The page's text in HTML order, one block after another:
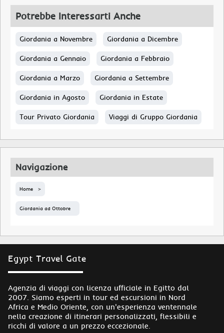
Potrebbe Interessarti Anche
Giordania a Novembre Giordania a Dicembre
Giordania a Gennaio Giordania a Febbraio
Giordania a Marzo Giordania a Settembre
Giordania in Agosto Giordania in Estate
Tour Privato Giordania Viaggi di Gruppo Giordania
Navigazione
Home
Giordania ad Ottobre
Egypt Travel Gate
Agenzia di viaggi con licenza ufficiale in Egitto dal
2007. Siamo esperti in tour ed escursioni in Nord
Africa e Medio Oriente, con un'esperienza ventennale
nella creazione di itinerari personalizzati, flessibili e
ricchi di valore a un prezzo eccezionale.